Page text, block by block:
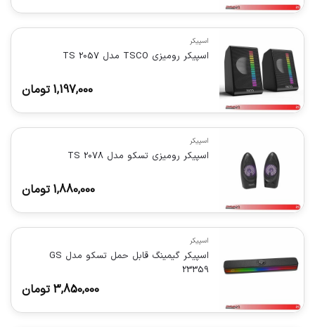
اسپیکر
اسپیکر رومیزی TSCO مدل TS 2057
1,197,000 تومان
اسپیکر
اسپیکر رومیزی تسکو مدل TS 2078
1,880,000 تومان
اسپیکر
اسپیکر گیمینگ قابل حمل تسکو مدل GS
23359
3,850,000 تومان